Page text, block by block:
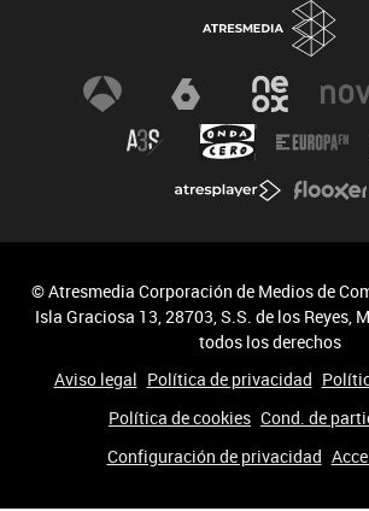
© Atresmedia Corporación de Medios de
Isla Graciosa 13, 28703, S.S. de los Reyes,
todos los derechos
Aviso legal Política de privacidad
Política de cookies Cond. de
Configuración de privacidad